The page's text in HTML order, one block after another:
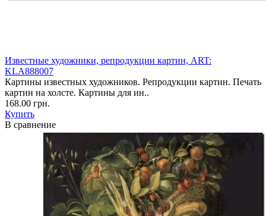
Известные художники, репродукции картин, ART:
KLA888007
Картины известных художников. Репродукции картин. Печать
картин на холсте. Картины для ин..
168.00 грн.
Купить
В сравнение